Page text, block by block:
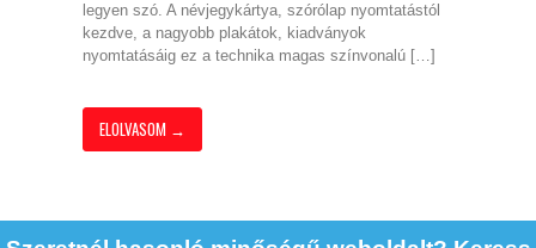
legyen szó. A névjegykártya, szórólap nyomtatástól
kezdve, a nagyobb plakátok, kiadványok
nyomtatásáig ez a technika magas színvonalú […]
ELOLVASOM →